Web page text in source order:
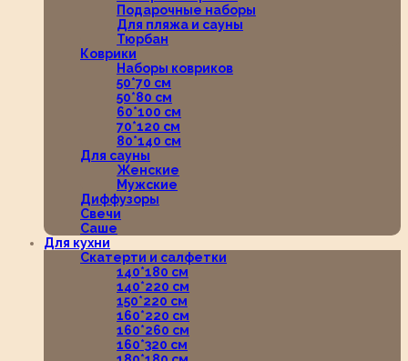
Подарочные наборы
Для пляжа и сауны
Тюрбан
Коврики
Наборы ковриков
50*70 см
50*80 см
60*100 см
70*120 см
80*140 см
Для сауны
Женские
Мужские
Диффузоры
Свечи
Саше
Для кухни
Скатерти и салфетки
140*180 см
140*220 см
150*220 см
160*220 см
160*260 см
160*320 см